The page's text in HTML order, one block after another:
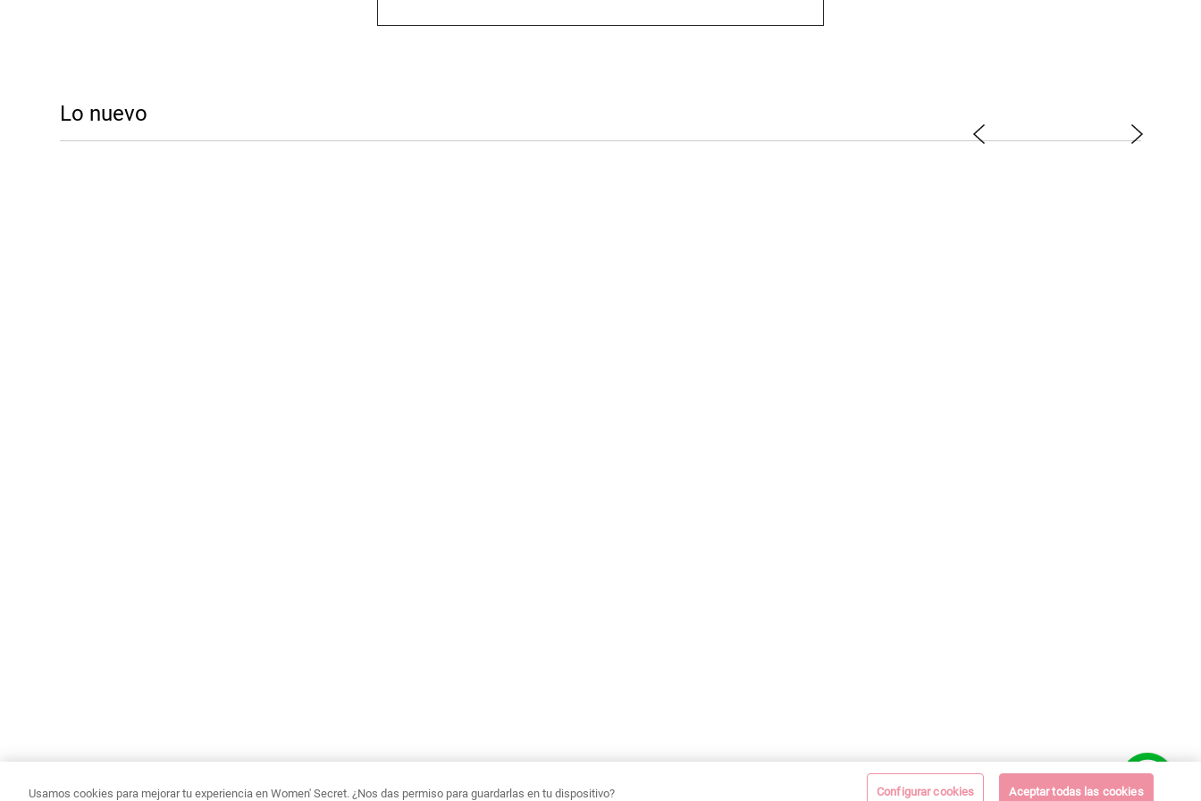
Lo nuevo
Usamos cookies para mejorar tu experiencia en Women' Secret. ¿Nos das permiso para guardarlas en tu dispositivo? Configurar cookies Aceptar todas las cookies